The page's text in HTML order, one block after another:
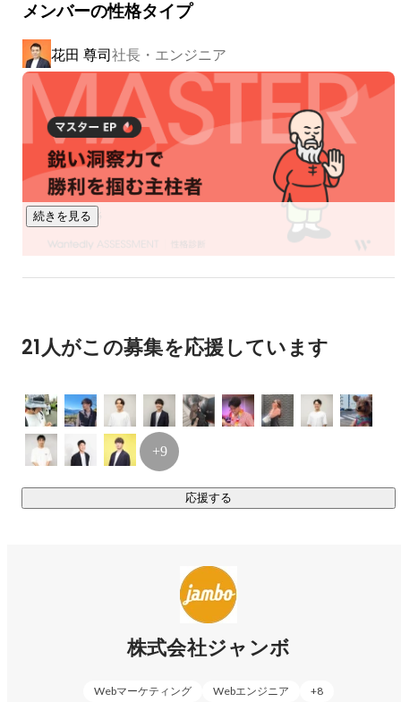
サービス自体はリリースしてから10年ほど経過しており、事
メンバーの性格タイプ
花田 尊司 社長・エンジニア
続きを見る
21人がこの募集を応援しています
応援する
+9
株式会社ジャンボ
Webマーケティング Webエンジニア +8